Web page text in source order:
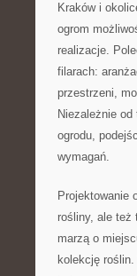
Kraków i
ogrom
realizacje.
filarach:
przestrzeni,
Niezależnie
ogrodu,
wymagań.
Projektowanie
rośliny, ale też
marzą o
kolekcję